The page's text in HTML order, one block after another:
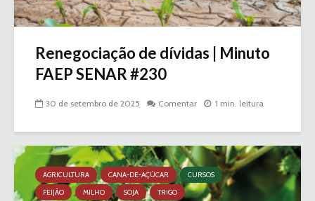
Renegociação de dívidas | Minuto
FAEP SENAR #230
30 de setembro de 2025 Comentar 1 min. leitura
AGRICULTURA CANA-DE-AÇÚCAR
CURSOS
FEIJÃO
MILHO SOJA TRIGO